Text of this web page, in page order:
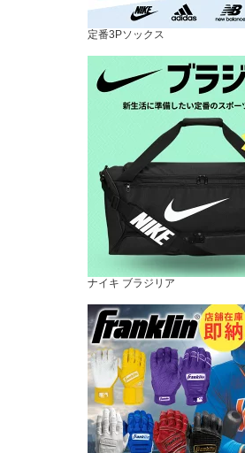
定番3Pソックス
ナイキ ブラジリア